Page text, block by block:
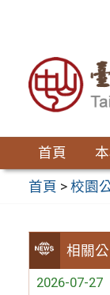
首頁
首頁 >校園
相關
2026-07-27